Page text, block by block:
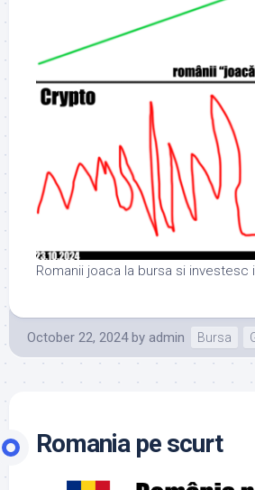
Romanii joaca la bursa si investesc
October 22, 2024 by admin Bursa
Romania pe scurt